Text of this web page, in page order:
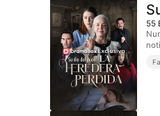
55